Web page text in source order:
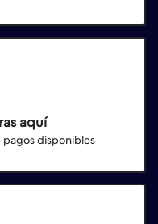
aquí
pagos disponibles